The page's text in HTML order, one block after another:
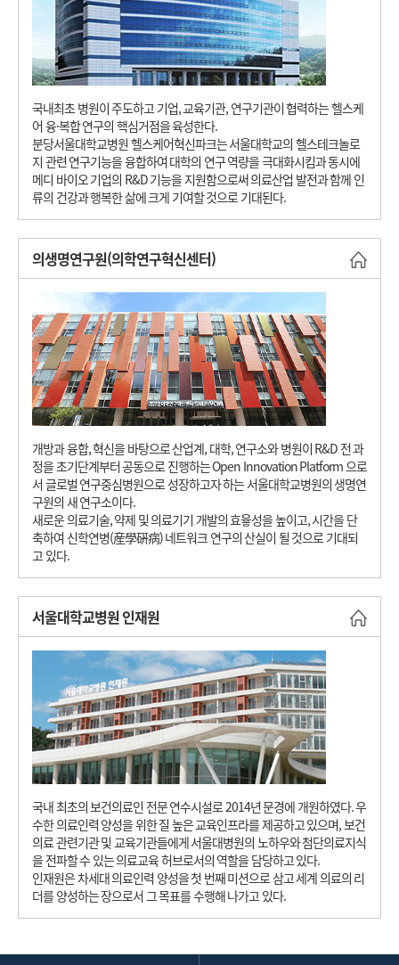
국내최초 병원이 주도하고 기업, 교육기관, 연구기관이 협력하는 헬스케
어 융·복합 연구의 핵심거점을 육성한다.
분당서울대학교병원 헬스케어혁신파크는 서울대학교의 헬스테크놀로
지 관련 연구기능을 융합하여 대학의 연구 역량을 극대화시킴과 동시에
메디 바이오 기업의 R&D 기능을 지원함으로써 의료산업 발전과 함께 인
류의 건강과 행복한 삶에 크게 기여할 것으로 기대된다.
의생명연구원(의학연구혁신센터)
개방과 융합, 혁신을 바탕으로 산업계, 대학, 연구소와 병원이 R&D 전 과
정을 초기단계부터 공동으로 진행하는 Open Innovation Platform 으로
서 글로벌 연구중심병원으로 성장하고자 하는 서울대학교병원의 생명연
구원의 새 연구소이다.
새로운 의료기술, 약제 및 의료기기 개발의 효윻성을 높이고, 시간을 단
축하여 신학연병(産學硏病) 네트워크 연구의 산실이 될 것으로 기대되
고 있다.
서울대학교병원 인재원
국내 최초의 보건의료인 전문 연수시설로 2014년 문경에 개원하였다. 우
수한 의료인력 양성을 위한 질 높은 교육인프라를 제공하고 있으며, 보건
의료 관련기관 및 교육기관들에게 서울대병원의 노하우와 첨단의료지식
을 전파할 수 있는 의료교육 허브로서의 역할을 담당하고 있다.
인재원은 차세대 의료인력 양성을 첫 번째 미션으로 삼고 세계 의료의 리
더를 양성하는 장으로서 그 목표를 수행해 나가고 있다.